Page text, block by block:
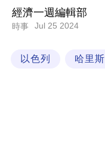
業
科
經濟一週編輯部
時事 Jul 25 2024
以色列 哈里斯